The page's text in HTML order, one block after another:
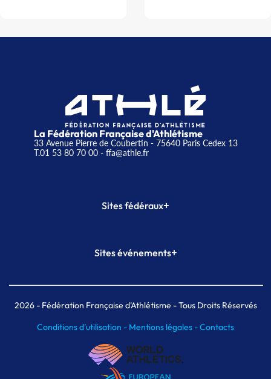
La Fédération Française d'Athlétisme
33 Avenue Pierre de Coubertin - 75640 Paris Cedex 13
T.01 53 80 70 00- ffa@athle.fr
Sites fédéraux+
Plateforme Formation
Sites événements+
Meeting de Paris indoor
MAIF Ekiden de Paris
2026- Fédération Française d'Athlétisme - Tous Droits Réservés
Conditions d'utilisation - Mentions légales -Contacts